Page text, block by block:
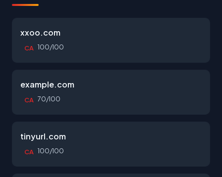
xxoo.com
CA 100/100
example.com
CA 70/100
tinyurl.com
CA 100/100